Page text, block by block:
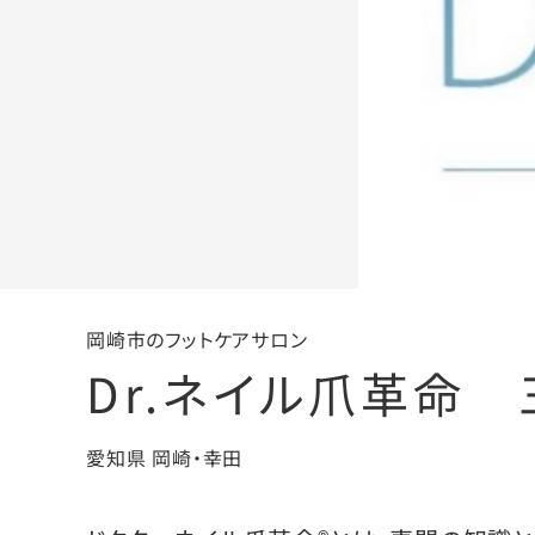
岡崎市のフットケアサロン
Dr.ネイル爪革命
愛知県 岡崎・幸田